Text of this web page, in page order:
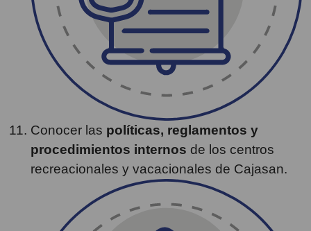
Conocer las políticas, reglamentos y
procedimientos internos de los centros
recreacionales y vacacionales de Cajasan.